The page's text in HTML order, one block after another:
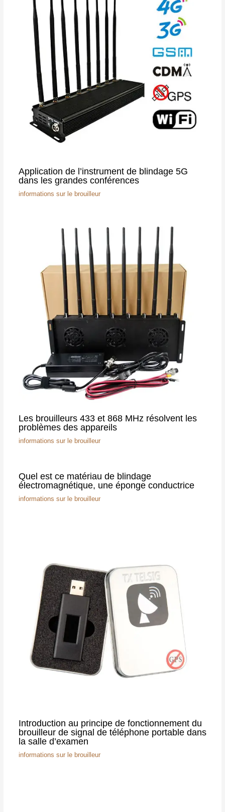
Application de l’instrument de blindage 5G
dans les grandes conférences
informations sur le brouilleur
Les brouilleurs 433 et 868 MHz résolvent les
problèmes des appareils
informations sur le brouilleur
Quel est ce matériau de blindage
électromagnétique, une éponge conductrice
informations sur le brouilleur
Introduction au principe de fonctionnement du
brouilleur de signal de téléphone portable dans
la salle d’examen
informations sur le brouilleur